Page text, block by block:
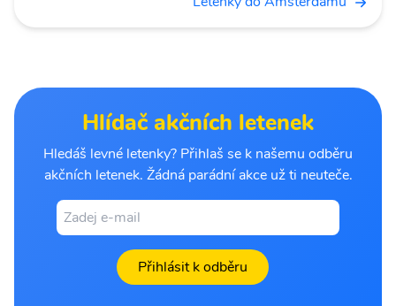
Hlídač akčních letenek
Hledáš levné letenky? Přihlaš se k našemu odběru
akčních letenek. Žádná parádní akce už ti neuteče.
Přihlásit k odběru